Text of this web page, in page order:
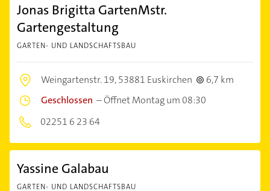
Jonas Brigitta GartenMstr.
Gartengestaltung
GARTEN- UND LANDSCHAFTSBAU
Weingartenstr. 19,53881 Euskirchen
6,7 km
Geschlossen –Öffnet Montag um 08:30
02251 6 23 64
Yassine Galabau
GARTEN- UND LANDSCHAFTSBAU